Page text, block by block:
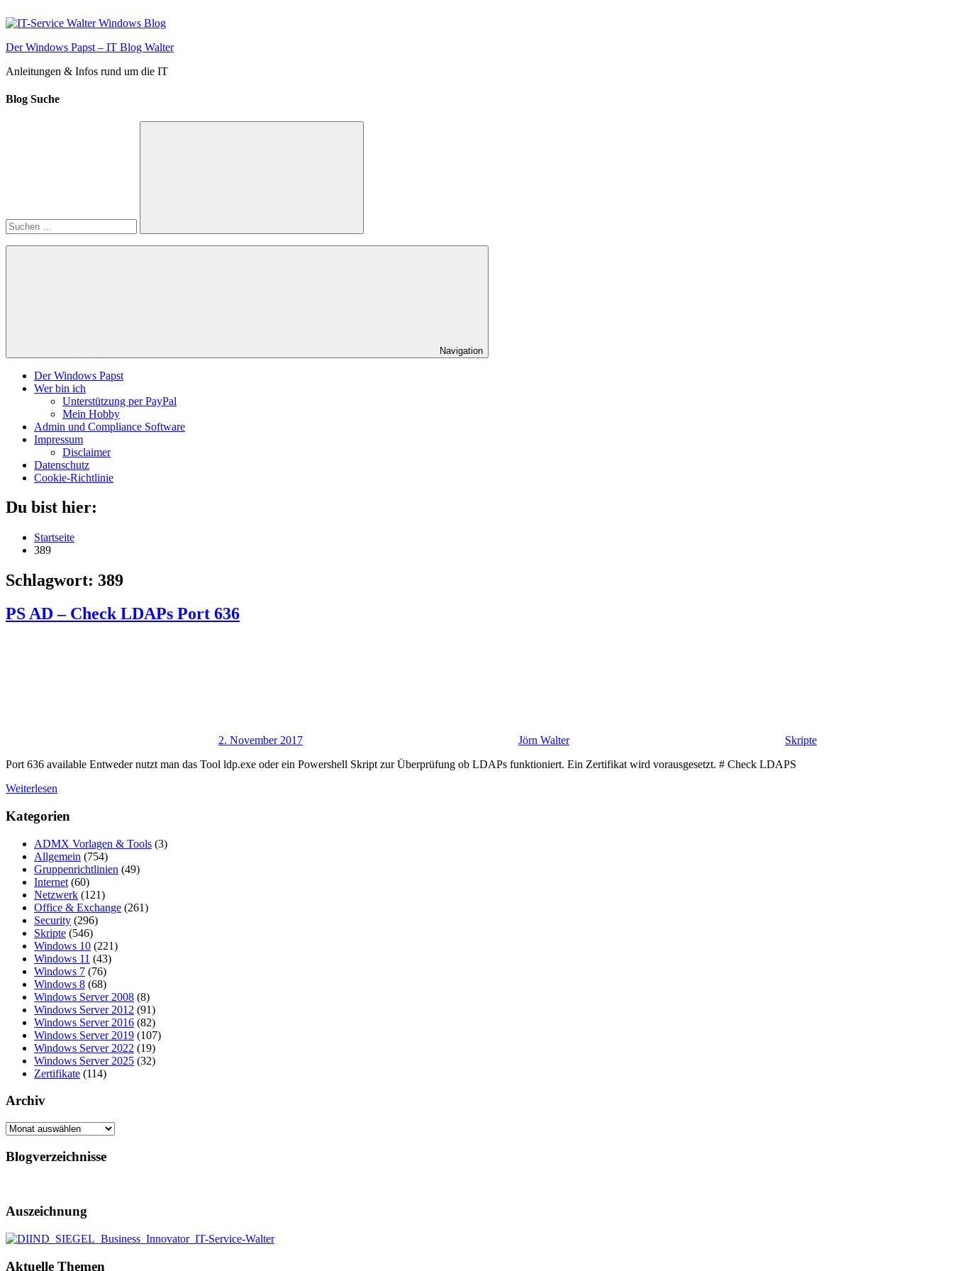
Inhalt
Der Windows Papst – IT Blog Walter
Anleitungen & Infos rund um die IT
Blog Suche
Suchen
Navigation
Der Windows Papst
Wer bin ich
Unterstützung per PayPal
Mein Hobby
Admin und Compliance Software
Impressum
Disclaimer
Datenschutz
Cookie-Richtlinie
Du bist hier:
Startseite
389
Schlagwort: 389
PS AD – Check LDAPs Port 636
2. November 2017 Jörn Walter
Skripte
Port 636 available Entweder nutzt man das Tool ldp.exe oder ein Powershell Skript zur Überprüfung ob LDAPs funktioniert. Ein Zertifikat wird vorausgesetzt. # Check LDAPS
Weiterlesen
Kategorien
ADMX Vorlagen & Tools (3)
Allgemein (754)
Gruppenrichtlinien (49)
Internet (60)
Netzwerk (121)
Office & Exchange (261)
Security (296)
Skripte (546)
Windows 10 (221)
Windows 11 (43)
Windows 7 (76)
Windows 8 (68)
Windows Server 2008 (8)
Windows Server 2012 (91)
Windows Server 2016 (82)
Windows Server 2019 (107)
Windows Server 2022 (19)
Windows Server 2025 (32)
Zertifikate (114)
Archiv
Archiv
Blogverzeichnisse
Auszeichnung
Aktuelle Themen